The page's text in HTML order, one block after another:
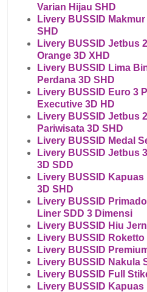
Varian Hijau SHD
Livery BUSSID
SHD
Livery BUSSID Jetbus
Orange 3D XHD
Livery BUSSID Lima
Perdana 3D SHD
Livery BUSSID Euro 3
Executive 3D HD
Livery BUSSID Jetbus
Pariwisata 3D SHD
Livery BUSSID Medal
Livery BUSSID Jetbus
3D SDD
Livery BUSSID
3D SHD
Livery BUSSID
Liner SDD 3 Dimensi
Livery BUSSID Hiu
Livery BUSSID Roketto
Livery BUSSID
Livery BUSSID Nakula
Livery BUSSID Full
Livery BUSSID